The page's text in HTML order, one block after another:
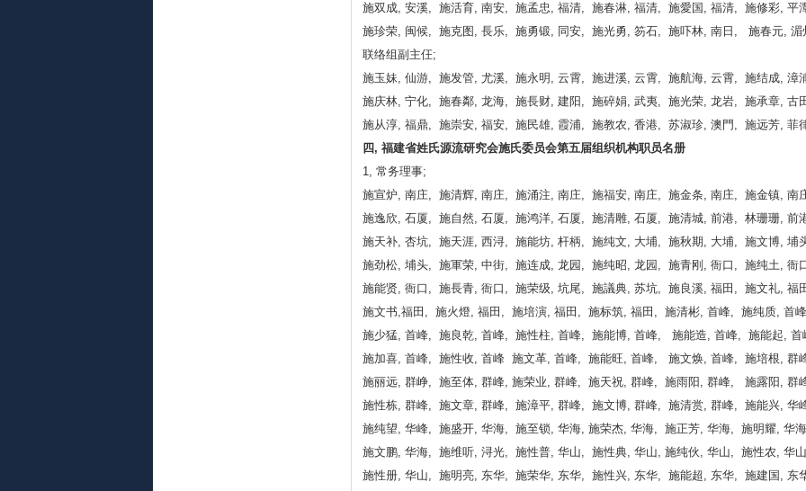
施双成, 安溪, 施活育, 南安, 施孟忠, 福清, 施春淋, 福清, 施愛国, 福清, 施修彩, 平
施珍荣, 闽候, 施克图, 長乐, 施勇锻, 同安, 施光勇, 笏石, 施吓林, 南日, 施春元, 湄
联络组副主仼;
施玉妹, 仙游, 施发管, 尤溪, 施永明, 云霄, 施进溪, 云霄, 施航海, 云霄, 施结成, 漳
施庆林, 宁化, 施春鄰, 龙海, 施長财, 建阳, 施碎娟, 武夷, 施光荣, 龙岩, 施承章, 古
施从淳, 福鼎, 施崇安, 福安, 施民雄, 霞浦, 施教农, 香港, 苏淑珍, 澳門, 施远芳, 菲
四, 福建省姓氏源流研究会施氏委员会第五届组织机构职员名册
1, 常务理事;
施宣炉, 南庄, 施清辉, 南庄, 施涌注, 南庄, 施福安, 南庄, 施金条, 南庄, 施金镇, 南
施逸欣, 石厦, 施自然, 石厦, 施鸿洋, 石厦, 施清雕, 石厦, 施清城, 前港, 林珊珊, 前
施天补, 杏坑, 施天涯, 西浔, 施能坊, 杆柄, 施纯文, 大埔, 施秋期, 大埔, 施文博, 埔
施劲松, 埔头, 施軍荣, 中街, 施连成, 龙园, 施纯昭, 龙园, 施青刚, 衙口, 施纯土, 衙
施能贤, 衙口, 施長青, 衙口, 施荣级, 坑尾, 施議典, 苏坑, 施良溪, 福田, 施文礼, 福
施文书,福田, 施火燈, 福田, 施培演, 福田, 施标筑, 福田, 施清彬, 首峰, 施纯质, 首
施少猛, 首峰, 施良乾, 首峰, 施性柱, 首峰, 施能博, 首峰, 施能造, 首峰, 施能起, 首
施加喜, 首峰, 施性收, 首峰 施文革, 首峰, 施能旺, 首峰, 施文焕, 首峰, 施培根, 群
施丽远, 群峥, 施至体, 群峰, 施荣业, 群峰, 施天祝, 群峰, 施雨阳, 群峰, 施露阳, 群
施性栋, 群峰, 施文章, 群峰, 施漳平, 群峰, 施文博, 群峰, 施清赏, 群峰, 施能兴, 华
施纯望, 华峰, 施盛开, 华海, 施至锁, 华海, 施荣杰, 华海, 施正芳, 华海, 施明耀, 华
施文鹏, 华海, 施维听, 浔光, 施性普, 华山, 施性典, 华山, 施纯伙, 华山, 施性农, 华
施性册, 华山, 施明亮, 东华, 施荣华, 东华, 施性兴, 东华, 施能超, 东华, 施建国, 东